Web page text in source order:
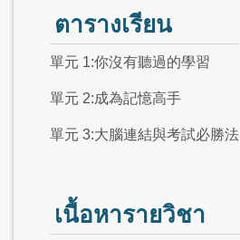
ตารางเรียน
單元 1:你沒有聽過的學習
單元 2:成為記憶高手
單元 3:大腦連結與考試必勝法
เนื้อหารายวิชา